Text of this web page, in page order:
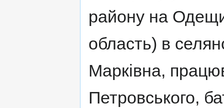
району на
область) в
Марківна,
Петровського,